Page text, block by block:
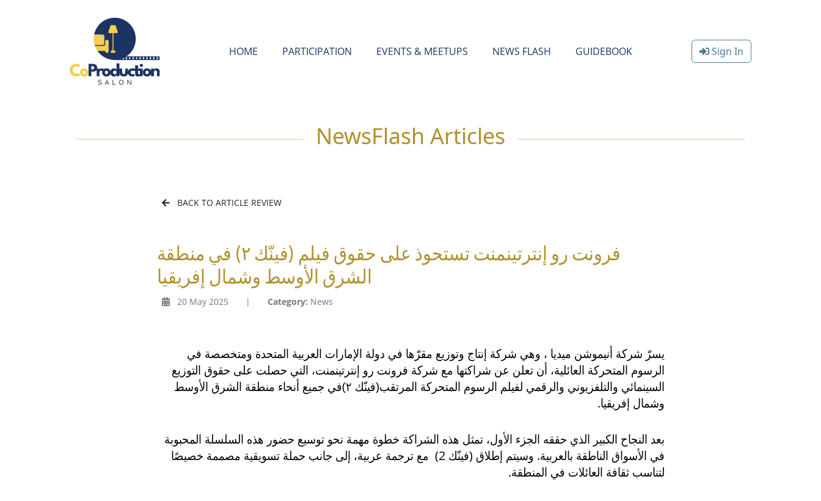
HOME PARTICIPATION EVENTS & MEETUPS NEWS FLASH GUIDEBOOK Sign In
NewsFlash Articles
BACK TO ARTICLE REVIEW
فرونت رو إنترتينمنت تستحوذ على حقوق فيلم (فينّك ٢) في منطقة
الشرق الأوسط وشمال إفريقيا
20 May 2025 | Category: News
يسرّ شركة أنيموشن ميديا ، وهي شركة إنتاج وتوزيع مقرّها في دولة الإمارات العربية المتحدة ومتخصصة في
الرسوم المتحركة العائلية، أن تعلن عن شراكتها مع شركة فرونت رو إنترتينمنت، التي حصلت على حقوق التوزيع
السينمائي والتلفزيوني والرقمي لفيلم الرسوم المتحركة المرتقب(فينّك ٢)في جميع أنحاء منطقة الشرق الأوسط
وشمال إفريقيا.
بعد النجاح الكبير الذي حققه الجزء الأول، تمثل هذه الشراكة خطوة مهمة نحو توسيع حضور هذه السلسلة المحبوبة
في الأسواق الناطقة بالعربية. وسيتم إطلاق (فينّك 2)
مع ترجمة عربية، إلى جانب حملة تسويقية مصممة خصيصًا
لتناسب ثقافة العائلات في المنطقة.